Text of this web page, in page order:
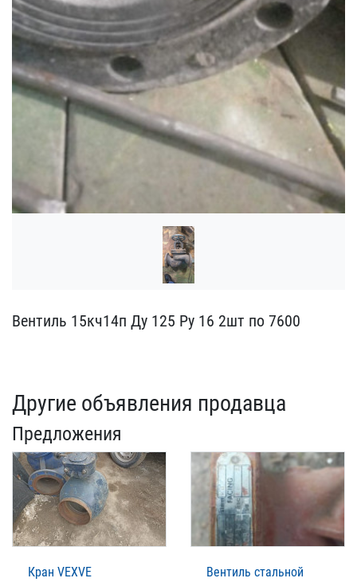
Вентиль 15кч14п Ду 125 Р​у 16 2шт по 7600
Другие объявления продавца
Предложения
Кран VEXVE
Вентиль стальной